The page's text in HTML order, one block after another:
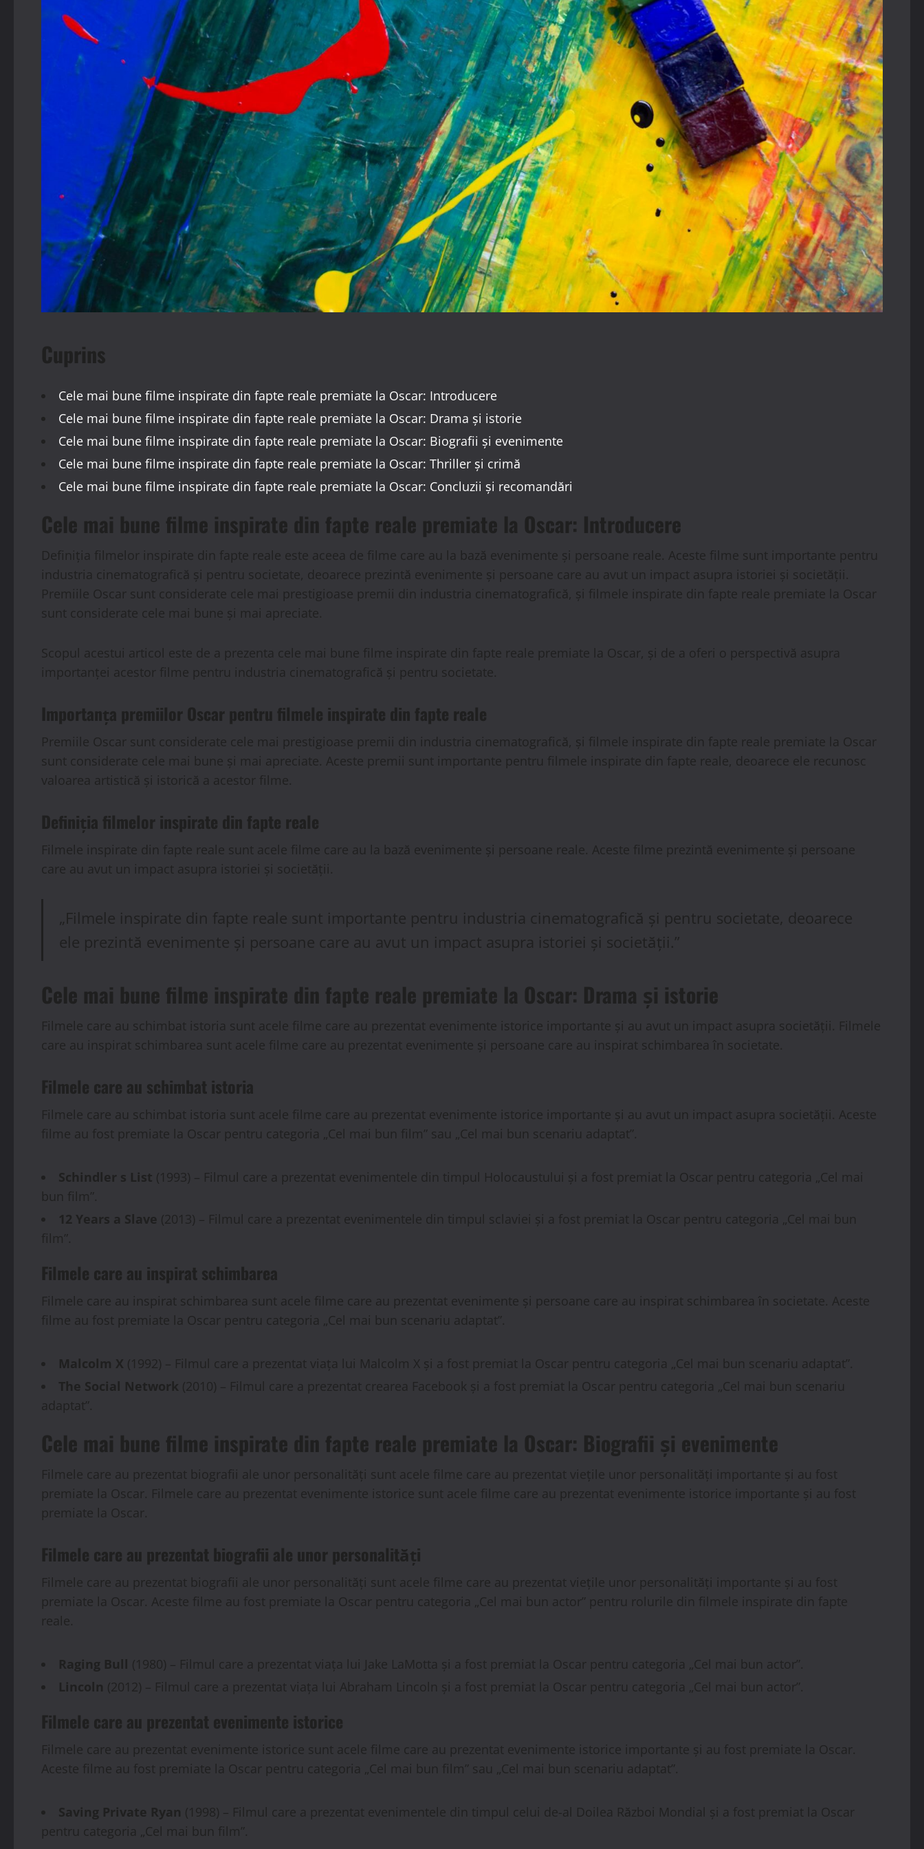
Cuprins
Cele mai bune filme inspirate din fapte reale premiate la Oscar: Introducere
Cele mai bune filme inspirate din fapte reale premiate la Oscar: Drama și istorie
Cele mai bune filme inspirate din fapte reale premiate la Oscar: Biografii și evenimente
Cele mai bune filme inspirate din fapte reale premiate la Oscar: Thriller și crimă
Cele mai bune filme inspirate din fapte reale premiate la Oscar: Concluzii și recomandări
Cele mai bune filme inspirate din fapte reale premiate la Oscar: Introducere
Definiția filmelor inspirate din fapte reale este aceea de filme care au la bază evenimente și persoane reale. Aceste filme sunt importante pentru
industria cinematografică și pentru societate, deoarece prezintă evenimente și persoane care au avut un impact asupra istoriei și societății.
Premiile Oscar sunt considerate cele mai prestigioase premii din industria cinematografică, și filmele inspirate din fapte reale premiate la Oscar
sunt considerate cele mai bune și mai apreciate.
Scopul acestui articol este de a prezenta cele mai bune filme inspirate din fapte reale premiate la Oscar, și de a oferi o perspectivă asupra
importanței acestor filme pentru industria cinematografică și pentru societate.
Importanța premiilor Oscar pentru filmele inspirate din fapte reale
Premiile Oscar sunt considerate cele mai prestigioase premii din industria cinematografică, și filmele inspirate din fapte reale premiate la Oscar
sunt considerate cele mai bune și mai apreciate. Aceste premii sunt importante pentru filmele inspirate din fapte reale, deoarece ele recunosc
valoarea artistică și istorică a acestor filme.
Definiția filmelor inspirate din fapte reale
Filmele inspirate din fapte reale sunt acele filme care au la bază evenimente și persoane reale. Aceste filme prezintă evenimente și persoane
care au avut un impact asupra istoriei și societății.
„Filmele inspirate din fapte reale sunt importante pentru industria cinematografică și pentru societate, deoarece
ele prezintă evenimente și persoane care au avut un impact asupra istoriei și societății.”
Cele mai bune filme inspirate din fapte reale premiate la Oscar: Drama și istorie
Filmele care au schimbat istoria sunt acele filme care au prezentat evenimente istorice importante și au avut un impact asupra societății. Filmele
care au inspirat schimbarea sunt acele filme care au prezentat evenimente și persoane care au inspirat schimbarea în societate.
Filmele care au schimbat istoria
Filmele care au schimbat istoria sunt acele filme care au prezentat evenimente istorice importante și au avut un impact asupra societății. Aceste
filme au fost premiate la Oscar pentru categoria „Cel mai bun film” sau „Cel mai bun scenariu adaptat”.
Schindler s List (1993) – Filmul care a prezentat evenimentele din timpul Holocaustului și a fost premiat la Oscar pentru categoria „Cel mai
bun film”.
12 Years a Slave (2013) – Filmul care a prezentat evenimentele din timpul sclaviei și a fost premiat la Oscar pentru categoria „Cel mai bun
film”.
Filmele care au inspirat schimbarea
Filmele care au inspirat schimbarea sunt acele filme care au prezentat evenimente și persoane care au inspirat schimbarea în societate. Aceste
filme au fost premiate la Oscar pentru categoria „Cel mai bun scenariu adaptat”.
Malcolm X (1992) – Filmul care a prezentat viața lui Malcolm X și a fost premiat la Oscar pentru categoria „Cel mai bun scenariu adaptat”.
The Social Network (2010) – Filmul care a prezentat crearea Facebook și a fost premiat la Oscar pentru categoria „Cel mai bun scenariu
adaptat”.
Cele mai bune filme inspirate din fapte reale premiate la Oscar: Biografii și evenimente
Filmele care au prezentat biografii ale unor personalități sunt acele filme care au prezentat viețile unor personalități importante și au fost
premiate la Oscar. Filmele care au prezentat evenimente istorice sunt acele filme care au prezentat evenimente istorice importante și au fost
premiate la Oscar.
Filmele care au prezentat biografii ale unor personalități
Filmele care au prezentat biografii ale unor personalități sunt acele filme care au prezentat viețile unor personalități importante și au fost
premiate la Oscar. Aceste filme au fost premiate la Oscar pentru categoria „Cel mai bun actor” pentru rolurile din filmele inspirate din fapte
reale.
Raging Bull (1980) – Filmul care a prezentat viața lui Jake LaMotta și a fost premiat la Oscar pentru categoria „Cel mai bun actor”.
Lincoln (2012) – Filmul care a prezentat viața lui Abraham Lincoln și a fost premiat la Oscar pentru categoria „Cel mai bun actor”.
Filmele care au prezentat evenimente istorice
Filmele care au prezentat evenimente istorice sunt acele filme care au prezentat evenimente istorice importante și au fost premiate la Oscar.
Aceste filme au fost premiate la Oscar pentru categoria „Cel mai bun film” sau „Cel mai bun scenariu adaptat”.
Saving Private Ryan (1998) – Filmul care a prezentat evenimentele din timpul celui de-al Doilea Război Mondial și a fost premiat la Oscar
pentru categoria „Cel mai bun film”.